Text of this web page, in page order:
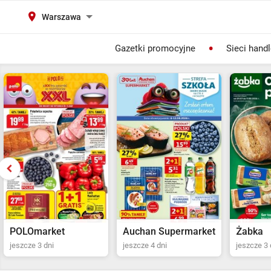
Warszawa
Gazetki promocyjne Sieci
Auchan Supermarket
jeszcze 4 dni
Żabka
jeszcze 3 dni Ostatni